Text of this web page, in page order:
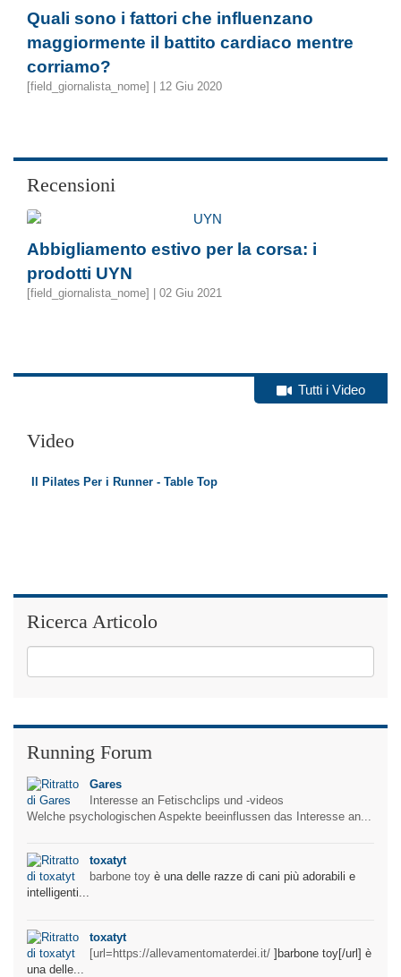
Quali sono i fattori che influenzano
maggiormente il battito cardiaco mentre
corriamo?
[field_giornalista_nome] | 12 Giu 2020
Recensioni
Abbigliamento estivo per la corsa: i
prodotti UYN
[field_giornalista_nome] | 02 Giu 2021
Video
Tutti i Video
Il Pilates Per i Runner - Table Top
Ricerca Articolo
Running Forum
Gares
Interesse an Fetischclips und -videos
Welche psychologischen Aspekte beeinflussen das Interesse an...
toxatyt
barbone toy è una delle razze di cani più adorabili e
intelligenti...
toxatyt
[url=https://allevamentomaterdei.it/ ]barbone toy[/url] è
una delle...